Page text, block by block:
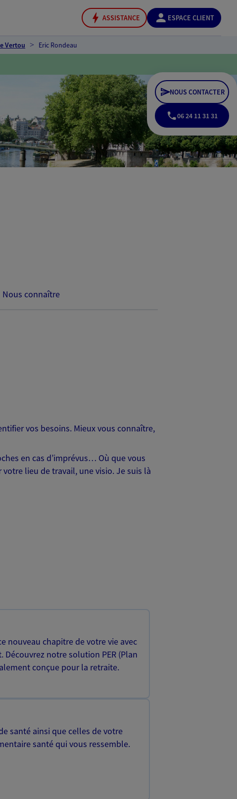
ASSISTANCE ESPACE CLIENT
Vertou Eric Rondeau
NOUS CONTACTER
06 24 11 31 31
Nous connaître
vos besoins. Mieux vous connaître,
en cas d’imprévus… Où que vous
lieu de travail, une visio. Je suis là
nouveau chapitre de votre vie avec
Découvrez notre solution PER (Plan
conçue pour la retraite.
santé ainsi que celles de votre
santé qui vous ressemble.